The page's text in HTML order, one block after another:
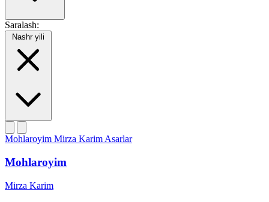
Saralash:
Nashr yili
Mohlaroyim Mirza Karim Asarlar
Mohlaroyim
Mirza Karim